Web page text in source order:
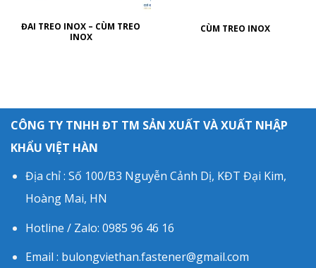
ĐAI TREO INOX – CÙM TREO
INOX
CÙM TREO INOX
CÔNG TY TNHH ĐT TM SẢN XUẤT VÀ XUẤT NHẬP
KHẨU VIỆT HÀN
Địa chỉ : Số 100/B3 Nguyễn Cảnh Dị, KĐT Đại Kim,
Hoàng Mai, HN
Hotline / Zalo: 0985 96 46 16
Email : bulongviethan.fastener@gmail.com